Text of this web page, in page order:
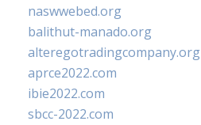
naswwebed.org
balithut-manado.org
alteregotradingcompany.org
aprce2022.com
ibie2022.com
sbcc-2022.com